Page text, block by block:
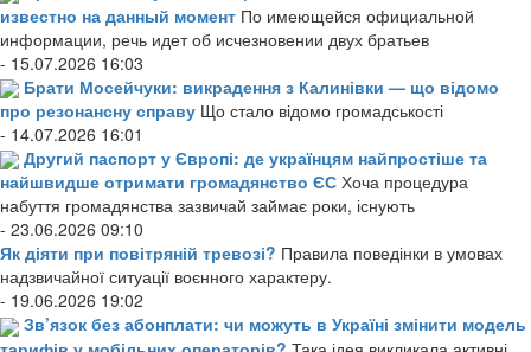
известно на данный момент По имеющейся официальной
информации, речь идет об исчезновении двух братьев
- 15.07.2026 16:03
Брати Мосейчуки: викрадення з Калинівки — що відомо
про резонансну справу Що стало відомо громадськості
- 14.07.2026 16:01
Другий паспорт у Європі: де українцям найпростіше та
найшвидше отримати громадянство ЄС Хоча процедура
набуття громадянства зазвичай займає роки, існують
- 23.06.2026 09:10
Як діяти при повітряній тревозі? Правила поведінки в умовах
надзвичайної ситуації воєнного характеру.
- 19.06.2026 19:02
Зв’язок без абонплати: чи можуть в Україні змінити модель